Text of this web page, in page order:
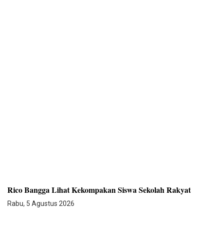
Rico Bangga Lihat Kekompakan Siswa Sekolah Rakyat
Rabu, 5 Agustus 2026